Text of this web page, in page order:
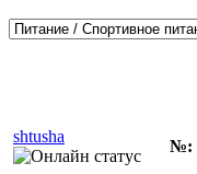
shtusha
№: